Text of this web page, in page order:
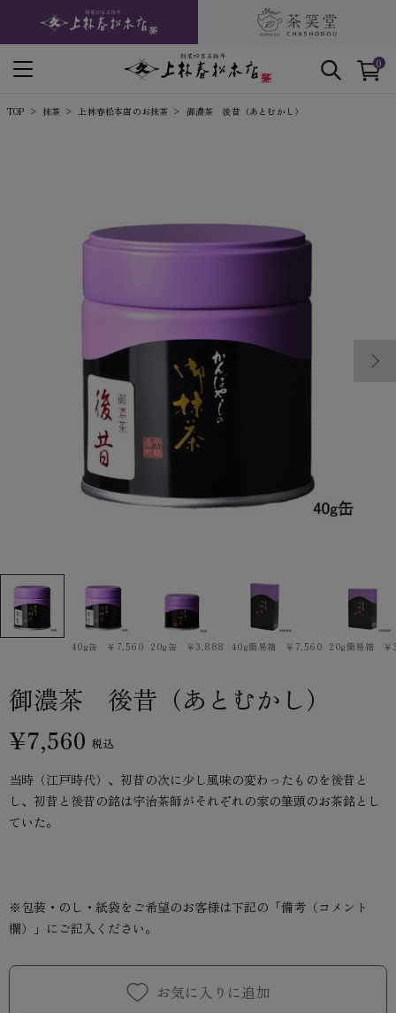
0
TOP 抹茶 上林春松本店のお抹茶 御濃茶 後昔（あとむかし）
40g缶 ￥7,560 20g缶 ￥3,888 40g簡易箱 ￥7,560 20g簡易箱
御濃茶 後昔（あとむかし）
¥7,560 税込
当時（江戸時代）、初昔の次に少し風味の変わったものを後昔と
し、初昔と後昔の銘は宇治茶師がそれぞれの家の筆頭のお茶銘とし
ていた。
※包装・のし・紙袋をご希望のお客様は下記の「備考（コメント
欄）」にご記入ください。
お気に入りに追加